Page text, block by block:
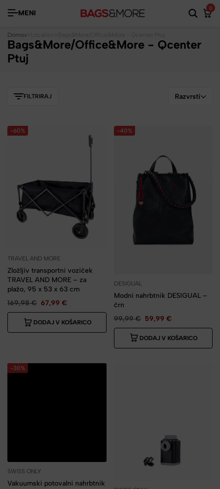
MENI
0
Bags&More/Office&More - Qcenter
Ptuj
Domov
FILTRIRAJ Razvrsti
-60%
TRAVEL AND MORE
Zložljiv transportni voziček
TRAVEL AND MORE – za
plažo, 95 x 53 x 63 cm
169,98€ 67,99 €
DODAJ V KOŠARICO
-40%
DESIGUAL
Modni nahrbtnik DESIGUAL –
črn
99,99€ 59,99 €
DODAJ V KOŠARICO
-30%
SWISS ONLY
Vakuumski potovalni nahrbtnik